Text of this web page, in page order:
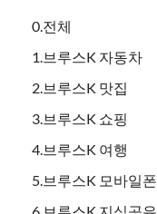
0.전체
1.브루스K 자동차
2.브루스K 맛집
3.브루스K 쇼핑
4.브루스K 여행
5.브루스K 모바일폰